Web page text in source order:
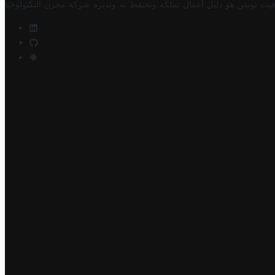
تونس هو دليل أعمال تملكه وتحتفظ به وتديره شركة مخزن التكنولوجيا